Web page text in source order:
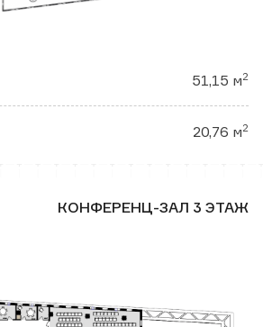
51,15 м2
20,76 м2
КОНФЕРЕНЦ-ЗАЛ 3 ЭТАЖ